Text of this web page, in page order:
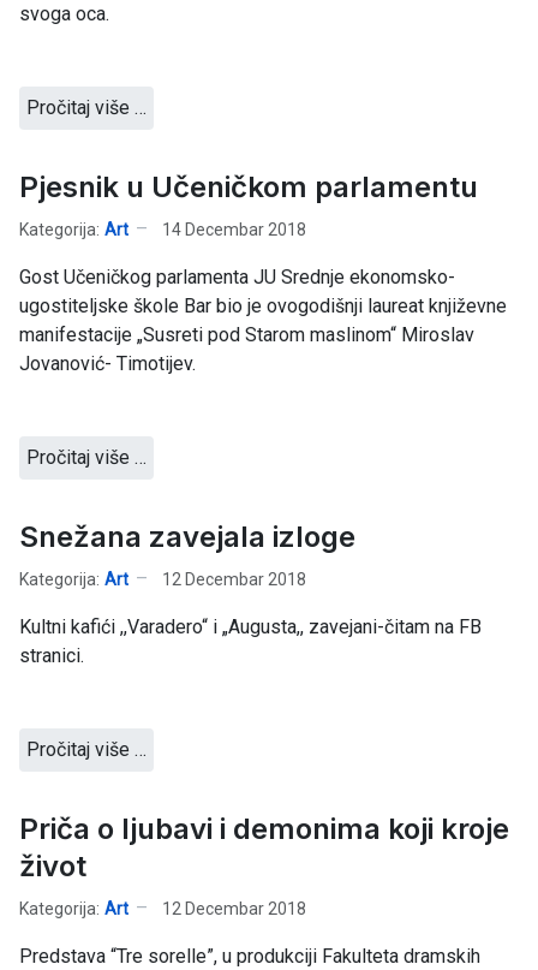
svoga oca.
Pročitaj više …
Pjesnik u Učeničkom parlamentu
Kategorija: Art 14 Decembar 2018
Gost Učeničkog parlamenta JU Srednje ekonomsko-
ugostiteljske škole Bar bio je ovogodišnji laureat književne
manifestacije „Susreti pod Starom maslinom“ Miroslav
Jovanović- Timotijev.
Pročitaj više …
Snežana zavejala izloge
Kategorija: Art 12 Decembar 2018
Kultni kafići ,,Varadero“ i „Augusta,, zavejani-čitam na FB
stranici.
Pročitaj više …
Priča o ljubavi i demonima koji kroje
život
Kategorija: Art 12 Decembar 2018
Predstava “Tre sorelle”, u produkciji Fakulteta dramskih